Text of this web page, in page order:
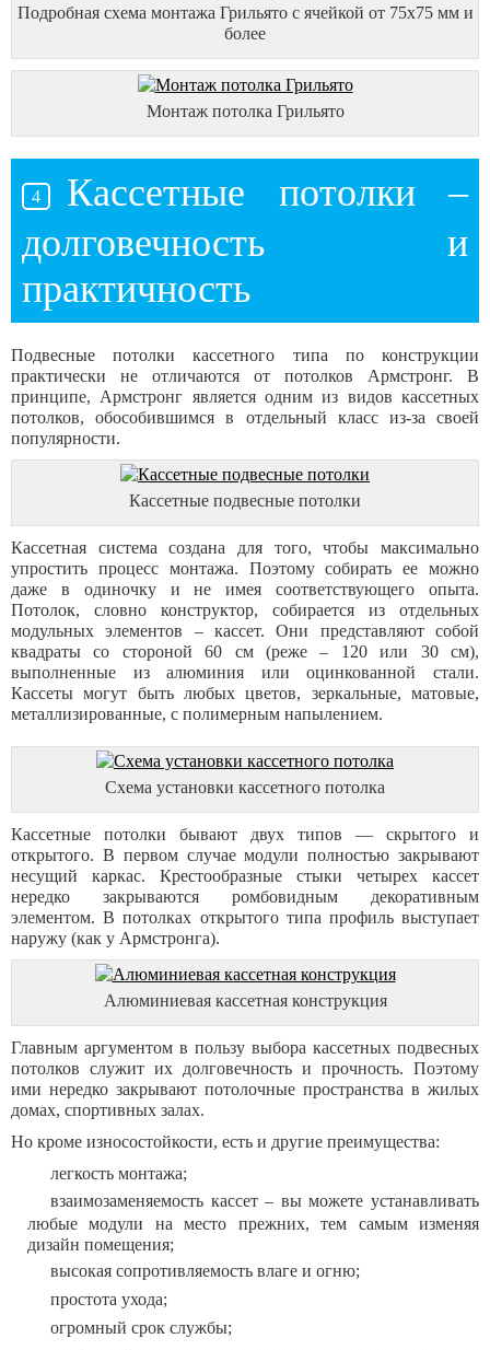
Подробная схема монтажа Грильято с ячейкой от 75х75 мм и
более
Монтаж потолка Грильято
Кассетные потолки –
долговечность и
практичность
Подвесные потолки кассетного типа по конструкции
практически не отличаются от потолков Армстронг. В
принципе, Армстронг является одним из видов кассетных
потолков, обособившимся в отдельный класс из-за своей
популярности.
Кассетные подвесные потолки
Кассетная система создана для того, чтобы максимально
упростить процесс монтажа. Поэтому собирать ее можно
даже в одиночку и не имея соответствующего опыта.
Потолок, словно конструктор, собирается из отдельных
модульных элементов – кассет. Они представляют собой
квадраты со стороной 60 см (реже – 120 или 30 см),
выполненные из алюминия или оцинкованной стали.
Кассеты могут быть любых цветов, зеркальные, матовые,
металлизированные, с полимерным напылением.
Схема установки кассетного потолка
Кассетные потолки бывают двух типов — скрытого и
открытого. В первом случае модули полностью закрывают
несущий каркас. Крестообразные стыки четырех кассет
нередко закрываются ромбовидным декоративным
элементом. В потолках открытого типа профиль выступает
наружу (как у Армстронга).
Алюминиевая кассетная конструкция
Главным аргументом в пользу выбора кассетных подвесных
потолков служит их долговечность и прочность. Поэтому
ими нередко закрывают потолочные пространства в жилых
домах, спортивных залах.
Но кроме износостойкости, есть и другие преимущества:
легкость монтажа;
взаимозаменяемость кассет – вы можете устанавливать
любые модули на место прежних, тем самым изменяя
дизайн помещения;
высокая сопротивляемость влаге и огню;
простота ухода;
огромный срок службы;